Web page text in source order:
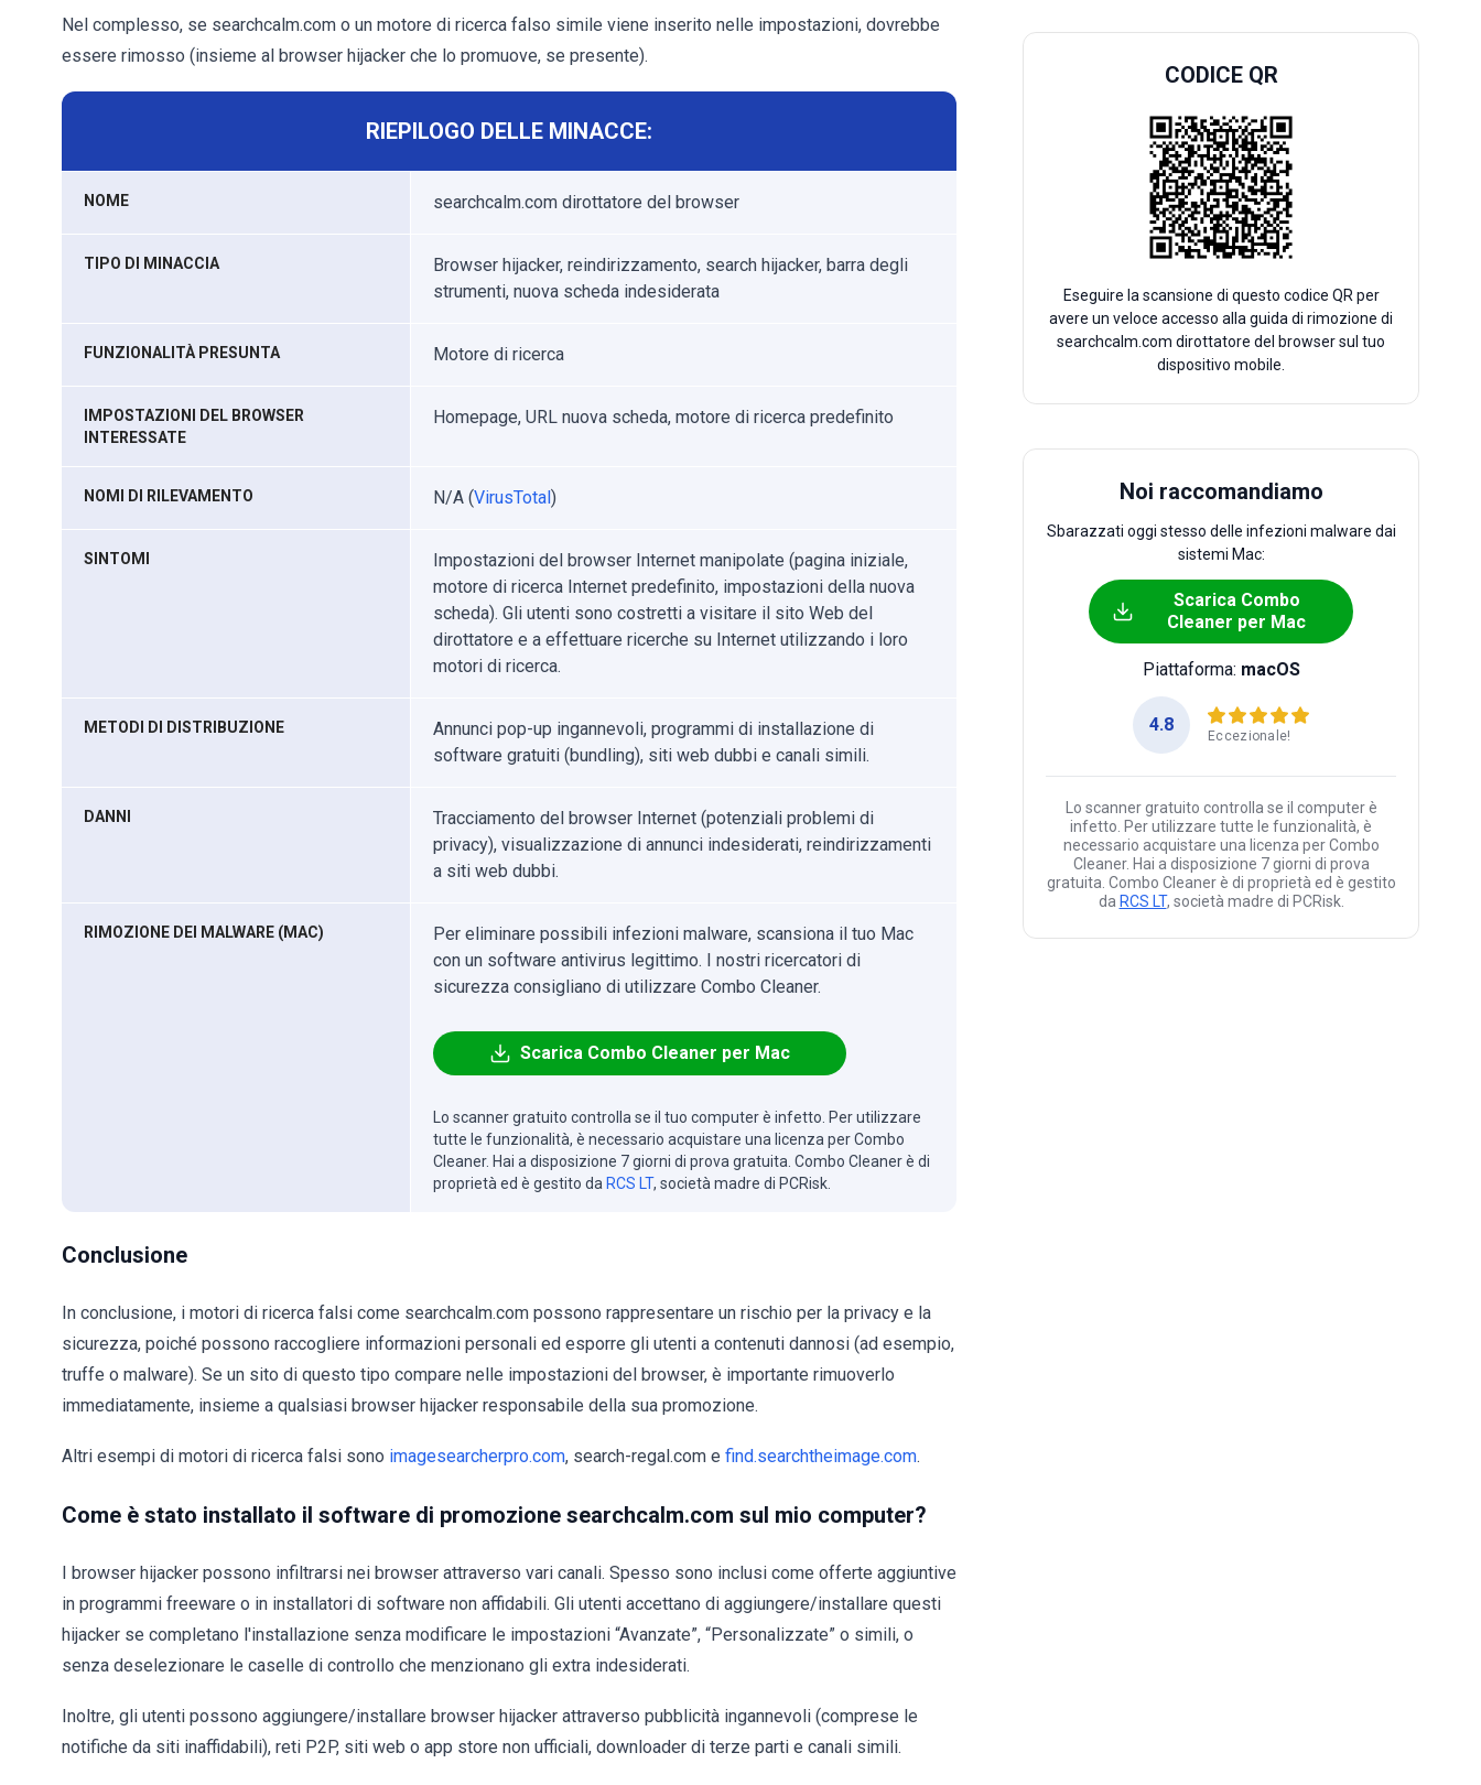
Nel complesso, se searchcalm.com o un motore di ricerca falso simile viene inserito nelle impostazioni, dovrebbe
essere rimosso (insieme al browser hijacker che lo promuove, se presente).
RIEPILOGO DELLE MINACCE:
NOME searchcalm.com dirottatore del browser
TIPO DI MINACCIA
Browser hijacker, reindirizzamento, search hijacker, barra degli
strumenti, nuova scheda indesiderata
FUNZIONALITÀ PRESUNTA Motore di ricerca
IMPOSTAZIONI DEL BROWSER
INTERESSATE
Homepage, URL nuova scheda, motore di ricerca predefinito
NOMI DI RILEVAMENTO N/A (VirusTotal)
SINTOMI
Impostazioni del browser Internet manipolate (pagina iniziale,
motore di ricerca Internet predefinito, impostazioni della nuova
scheda). Gli utenti sono costretti a visitare il sito Web del
dirottatore e a effettuare ricerche su Internet utilizzando i loro
motori di ricerca.
METODI DI DISTRIBUZIONE
Annunci pop-up ingannevoli, programmi di installazione di
software gratuiti (bundling), siti web dubbi e canali simili.
DANNI
Tracciamento del browser Internet (potenziali problemi di
privacy), visualizzazione di annunci indesiderati, reindirizzamenti
a siti web dubbi.
RIMOZIONE DEI MALWARE (MAC)
Per eliminare possibili infezioni malware, scansiona il tuo Mac
con un software antivirus legittimo. I nostri ricercatori di
sicurezza consigliano di utilizzare Combo Cleaner.
Scarica Combo Cleaner per Mac
Lo scanner gratuito controlla se il tuo computer è infetto. Per utilizzare
tutte le funzionalità, è necessario acquistare una licenza per Combo
Cleaner. Hai a disposizione 7 giorni di prova gratuita. Combo Cleaner è di
proprietà ed è gestito da RCS LT, società madre di PCRisk.
Conclusione
In conclusione, i motori di ricerca falsi come searchcalm.com possono rappresentare un rischio per la privacy e la
sicurezza, poiché possono raccogliere informazioni personali ed esporre gli utenti a contenuti dannosi (ad esempio,
truffe o malware). Se un sito di questo tipo compare nelle impostazioni del browser, è importante rimuoverlo
immediatamente, insieme a qualsiasi browser hijacker responsabile della sua promozione.
Altri esempi di motori di ricerca falsi sono imagesearcherpro.com, search-regal.com e find.searchtheimage.com.
Come è stato installato il software di promozione searchcalm.com sul mio computer?
I browser hijacker possono infiltrarsi nei browser attraverso vari canali. Spesso sono inclusi come offerte aggiuntive
in programmi freeware o in installatori di software non affidabili. Gli utenti accettano di aggiungere/installare questi
hijacker se completano l'installazione senza modificare le impostazioni “Avanzate”, “Personalizzate” o simili, o
senza deselezionare le caselle di controllo che menzionano gli extra indesiderati.
Inoltre, gli utenti possono aggiungere/installare browser hijacker attraverso pubblicità ingannevoli (comprese le
notifiche da siti inaffidabili), reti P2P, siti web o app store non ufficiali, downloader di terze parti e canali simili.
CODICE QR
Eseguire la scansione di questo codice QR per
avere un veloce accesso alla guida di rimozione di
searchcalm.com dirottatore del browser sul tuo
dispositivo mobile.
Noi raccomandiamo
Sbarazzati oggi stesso delle infezioni malware dai
sistemi Mac:
Scarica Combo
Cleaner per Mac
Piattaforma: macOS
4.8
Eccezionale!
Lo scanner gratuito controlla se il computer è
infetto. Per utilizzare tutte le funzionalità, è
necessario acquistare una licenza per Combo
Cleaner. Hai a disposizione 7 giorni di prova
gratuita. Combo Cleaner è di proprietà ed è gestito
da RCS LT, società madre di PCRisk.